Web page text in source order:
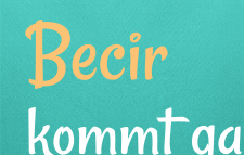
Becir
kommt